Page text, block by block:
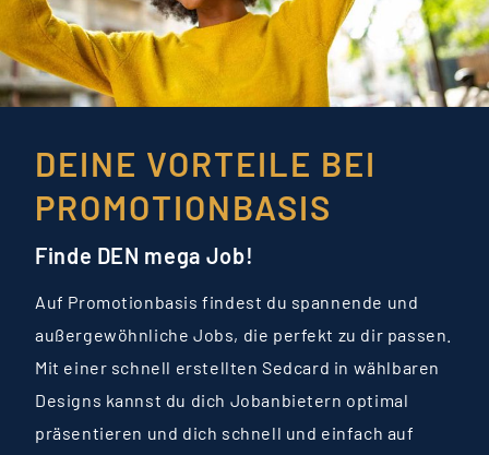
DEINE VORTEILE BEI
PROMOTIONBASIS
Finde DEN mega Job!
Auf Promotionbasis findest du spannende und
außergewöhnliche Jobs, die perfekt zu dir passen.
Mit einer schnell erstellten Sedcard in wählbaren
Designs kannst du dich Jobanbietern optimal
präsentieren und dich schnell und einfach auf